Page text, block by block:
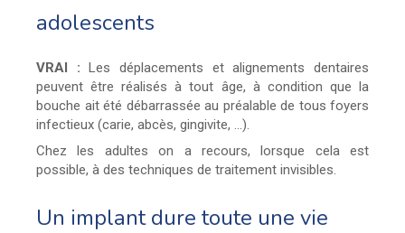
adolescents
VRAI :Les déplacements et alignements dentaires
peuvent être réalisés à tout âge, à condition que la
bouche ait été débarrassée au préalable de tous foyers
infectieux (carie, abcès, gingivite, ...).
Chez les adultes on a recours, lorsque cela est
possible, à des techniques de traitement invisibles.
Un implant dure toute une vie